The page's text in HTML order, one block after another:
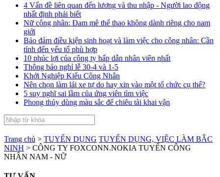
4 Vấn đề liên quan đến lương và thu nhập - Người lao động
nhất định phải biết
Nữ công nhân: Đam mê thể thao không dành riêng cho nam
giới
Bảo đảm điều kiện sinh hoạt và làm việc cho công nhân: Cần
tính đến yếu tố phù hợp
10 phúc lợi của công ty hấp dẫn nhân viên nhất
Thông báo nghỉ lễ 30-4 và 1-5
Khởi Nghiệp Kiểu Công Nhân
Nên chọn làm lái xe tự do hay xin vào một tổ chức cụ thể?
5 suy nghĩ sai lầm của ứng viên tìm việc
Phong thủy dùng màu sắc để chiêu tài khai vận
Trang chủ > TUYỂN DỤNG TUYỂN DỤNG, VIỆC LÀM BẮC
NINH > CÔNG TY FOXCONN.NOKIA TUYỂN CÔNG
NHÂN NAM - NỮ